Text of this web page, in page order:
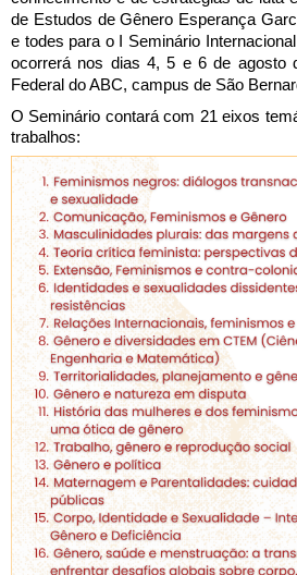
de Estudos de Gênero Esperança
e todes para o I Seminário
ocorrerá nos dias 4, 5 e 6 de agosto
Federal do ABC, campus de São
O Seminário contará com 21 eixos
trabalhos: